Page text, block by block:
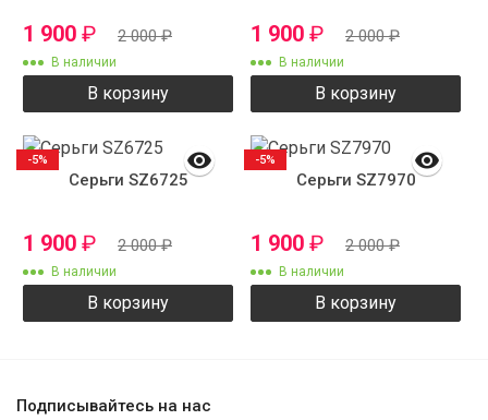
1 900 ₽ 2 000₽
В наличии
В корзину
1 900 ₽ 2 000₽
В наличии
В корзину
Серьги SZ6725
1 900 ₽ 2 000₽
В наличии
В корзину
-5%
Серьги SZ7970
1 900 ₽ 2 000₽
В наличии
В корзину
-5%
Подписывайтесь на нас